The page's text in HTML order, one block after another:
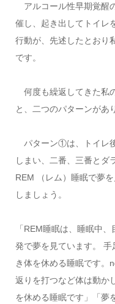
アルコール性早期覚醒
催し、起き出してトイレ
行動が、先述したとおり
です。
何度も繰返してきた私
と、二つのパターンがあ
パターン①は、トイレ
しまい、二番、三番とダ
REM （レム）睡眠で夢
しましょう。
「REM睡眠は、睡眠中
発で夢を見ています。
き体を休める睡眠です。
返りを打つなど体は動か
を休める睡眠です」「夢